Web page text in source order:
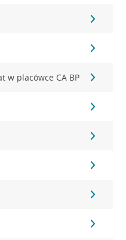
w placówce CA BP